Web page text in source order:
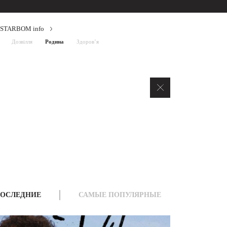
Дозвілля Родина Здоров’я
STARBOM info
САМЫЕ ПОПУЛЯРНЫЕ